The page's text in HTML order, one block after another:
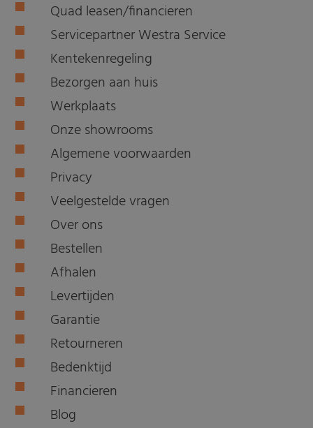
Quad leasen/financieren
Servicepartner Westra Service
Kentekenregeling
Bezorgen aan huis
Werkplaats
Onze showrooms
Algemene voorwaarden
Privacy
Veelgestelde vragen
Over ons
Bestellen
Afhalen
Levertijden
Garantie
Retourneren
Bedenktijd
Financieren
Blog